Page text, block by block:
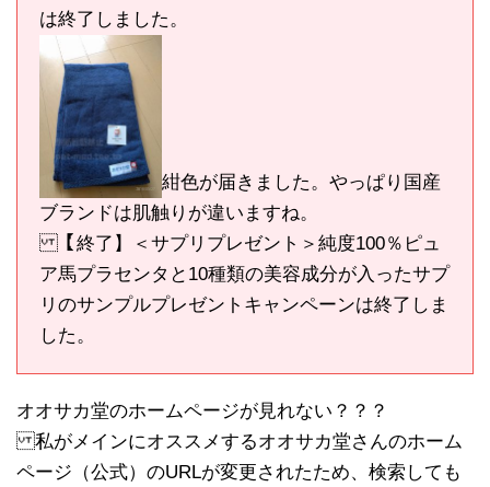
は終了しました。
紺色が届きました。やっぱり国産
ブランドは肌触りが違いますね。
【終了】＜サプリプレゼント＞純度100％ピュ
ア馬プラセンタと10種類の美容成分が入ったサプ
リのサンプルプレゼントキャンペーンは終了しま
した。
オオサカ堂のホームページが見れない？？？
私がメインにオススメするオオサカ堂さんのホーム
ページ（公式）のURLが変更されたため、検索しても